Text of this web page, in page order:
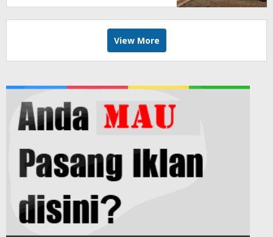
View More